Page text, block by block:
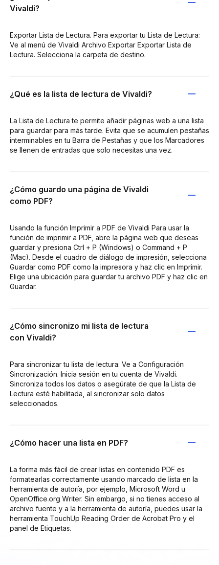
Vivaldi?
Exportar Lista de Lectura. Para exportar tu Lista de Lectura:
Ve al menú de Vivaldi Archivo Exportar Exportar Lista de
Lectura. Selecciona la carpeta de destino.
¿Qué es la lista de lectura de Vivaldi?
La Lista de Lectura te permite añadir páginas web a una lista
para guardar para más tarde. Evita que se acumulen pestañas
interminables en tu Barra de Pestañas y que los Marcadores
se llenen de entradas que solo necesitas una vez.
¿Cómo guardo una página de Vivaldi
como PDF?
Usando la función Imprimir a PDF de Vivaldi Para usar la
función de imprimir a PDF, abre la página web que deseas
guardar y presiona Ctrl + P (Windows) o Command + P
(Mac). Desde el cuadro de diálogo de impresión, selecciona
Guardar como PDF como la impresora y haz clic en Imprimir.
Elige una ubicación para guardar tu archivo PDF y haz clic en
Guardar.
¿Cómo sincronizo mi lista de lectura
con Vivaldi?
Para sincronizar tu lista de lectura: Ve a Configuración
Sincronización. Inicia sesión en tu cuenta de Vivaldi.
Sincroniza todos los datos o asegúrate de que la Lista de
Lectura esté habilitada, al sincronizar solo datos
seleccionados.
¿Cómo hacer una lista en PDF?
La forma más fácil de crear listas en contenido PDF es
formatearlas correctamente usando marcado de lista en la
herramienta de autoría, por ejemplo, Microsoft Word u
OpenOffice.org Writer. Sin embargo, si no tienes acceso al
archivo fuente y a la herramienta de autoría, puedes usar la
herramienta TouchUp Reading Order de Acrobat Pro y el
panel de Etiquetas.